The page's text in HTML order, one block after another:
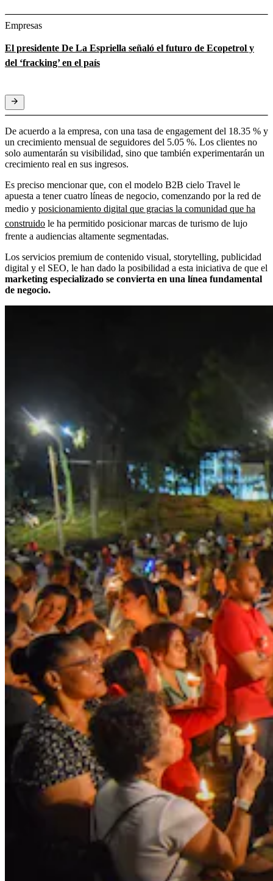
Empresas
El presidente De La Espriella señaló el futuro de Ecopetrol y
del ‘fracking’ en el país
De acuerdo a la empresa, con una tasa de engagement del 18.35 % y
un crecimiento mensual de seguidores del 5.05 %. Los clientes no
solo aumentarán su visibilidad, sino que también experimentarán un
crecimiento real en sus ingresos.
Es preciso mencionar que, con el modelo B2B cielo Travel le
apuesta a tener cuatro líneas de negocio, comenzando por la red de
medio y posicionamiento digital que gracias la comunidad que ha
construido le ha permitido posicionar marcas de turismo de lujo
frente a audiencias altamente segmentadas.
Los servicios premium de contenido visual, storytelling, publicidad
digital y el SEO, le han dado la posibilidad a esta iniciativa de que el
marketing especializado se convierta en una línea fundamental
de negocio.